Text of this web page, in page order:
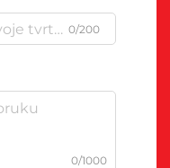
0/200
0/1000